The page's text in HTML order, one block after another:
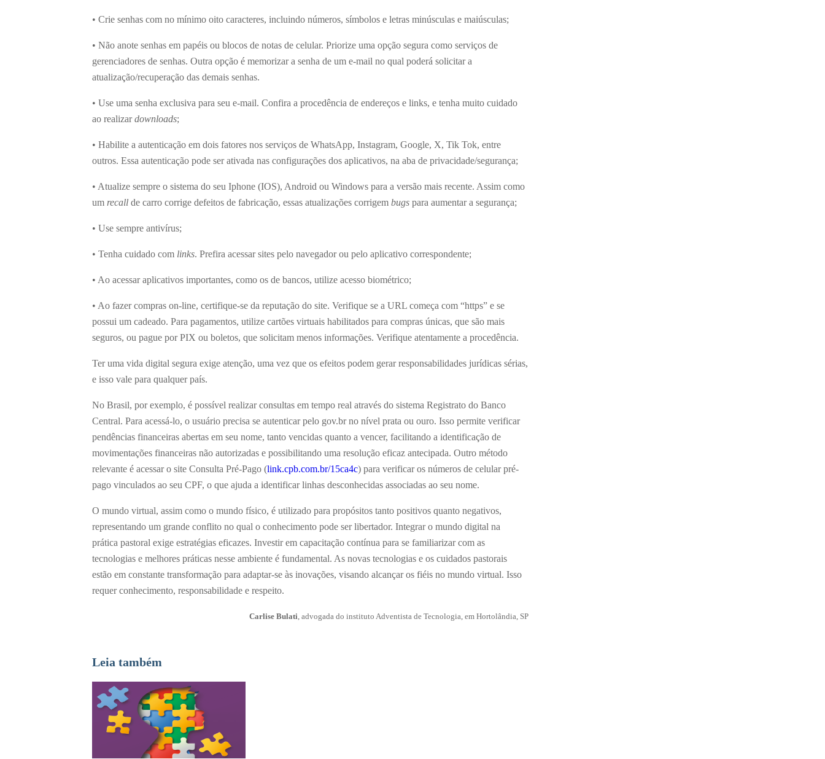
• Crie senhas com no mínimo oito caracteres, incluindo números, símbolos e letras minúsculas e maiúsculas;
• Não anote senhas em papéis ou blocos de notas de celular. Priorize uma opção segura como serviços de
gerenciadores de senhas. Outra opção é memorizar a senha de um e-mail no qual poderá solicitar a
atualização/recuperação das demais senhas.
• Use uma senha exclusiva para seu e-mail. Confira a procedência de endereços e links, e tenha muito cuidado
ao realizardownloads;
• Habilite a autenticação em dois fatores nos serviços de WhatsApp, Instagram, Google, X, Tik Tok, entre
outros. Essa autenticação pode ser ativada nas configurações dos aplicativos, na aba de privacidade/segurança;
• Atualize sempre o sistema do seu Iphone (IOS), Android ou Windows para a versão mais recente. Assim como
um recall de carro corrige defeitos de fabricação, essas atualizações corrigem bugs para aumentar a segurança;
• Use sempre antivírus;
• Tenha cuidado com links. Prefira acessar sites pelo navegador ou pelo aplicativo correspondente;
• Ao acessar aplicativos importantes, como os de bancos, utilize acesso biométrico;
• Ao fazer compras on-line, certifique-se da reputação do site. Verifique se a URL começa com “https” e se
possui um cadeado. Para pagamentos, utilize cartões virtuais habilitados para compras únicas, que são mais
seguros, ou pague por PIX ou boletos, que solicitam menos informações. Verifique atentamente a procedência.
Ter uma vida digital segura exige atenção, uma vez que os efeitos podem gerar responsabilidades jurídicas sérias,
e isso vale para qualquer país.
No Brasil, por exemplo, é possível realizar consultas em tempo real através do sistema Registrato do Banco
Central. Para acessá-lo, o usuário precisa se autenticar pelo gov.br no nível prata ou ouro. Isso permite verificar
pendências financeiras abertas em seu nome, tanto vencidas quanto a vencer, facilitando a identificação de
movimentações financeiras não autorizadas e possibilitando uma resolução eficaz antecipada. Outro método
relevante é acessar o site Consulta Pré-Pago (link.cpb.com.br/15ca4c) para verificar os números de celular pré-
pago vinculados ao seu CPF, o que ajuda a identificar linhas desconhecidas associadas ao seu nome.
O mundo virtual, assim como o mundo físico, é utilizado para propósitos tanto positivos quanto negativos,
representando um grande conflito no qual o conhecimento pode ser libertador. Integrar o mundo digital na
prática pastoral exige estratégias eficazes. Investir em capacitação contínua para se familiarizar com as
tecnologias e melhores práticas nesse ambiente é fundamental. As novas tecnologias e os cuidados pastorais
estão em constante transformação para adaptar-se às inovações, visando alcançar os fiéis no mundo virtual. Isso
requer conhecimento, responsabilidade e respeito.
Carlise Bulati, advogada do instituto Adventista de Tecnologia, em Hortolândia, SP
Leia também